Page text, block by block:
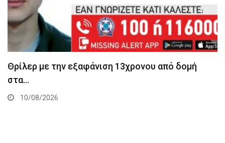
Θρίλερ με την εξαφάνιση 13χρονου από δομή
στα…
10/08/2026